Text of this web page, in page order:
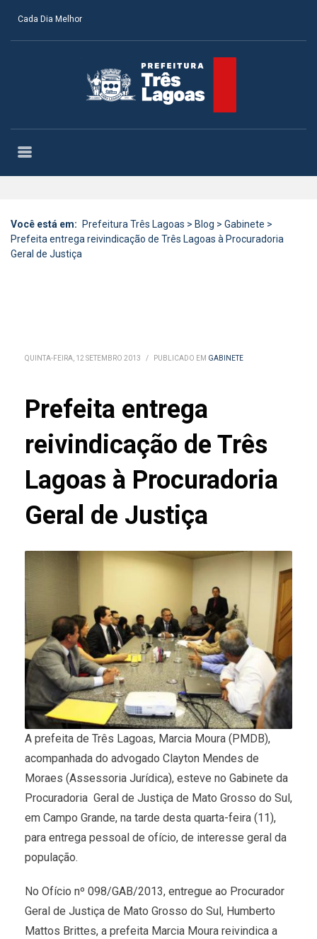
Cada Dia Melhor
Você está em: Prefeitura Três Lagoas > Blog > Gabinete >
Prefeita entrega reivindicação de Três Lagoas à Procuradoria
Geral de Justiça
QUINTA-FEIRA, 12 SETEMBRO 2013 / PUBLICADO EM GABINETE
Prefeita entrega
reivindicação de Três
Lagoas à Procuradoria
Geral de Justiça
A prefeita de Três Lagoas, Marcia Moura (PMDB),
acompanhada do advogado Clayton Mendes de
Moraes (Assessoria Jurídica), esteve no Gabinete da
Procuradoria Geral de Justiça de Mato Grosso do Sul,
em Campo Grande, na tarde desta quarta-feira (11),
para entrega pessoal de ofício, de interesse geral da
população.
No Ofício nº 098/GAB/2013, entregue ao Procurador
Geral de Justiça de Mato Grosso do Sul, Humberto
Mattos Brittes, a prefeita Marcia Moura reivindica a